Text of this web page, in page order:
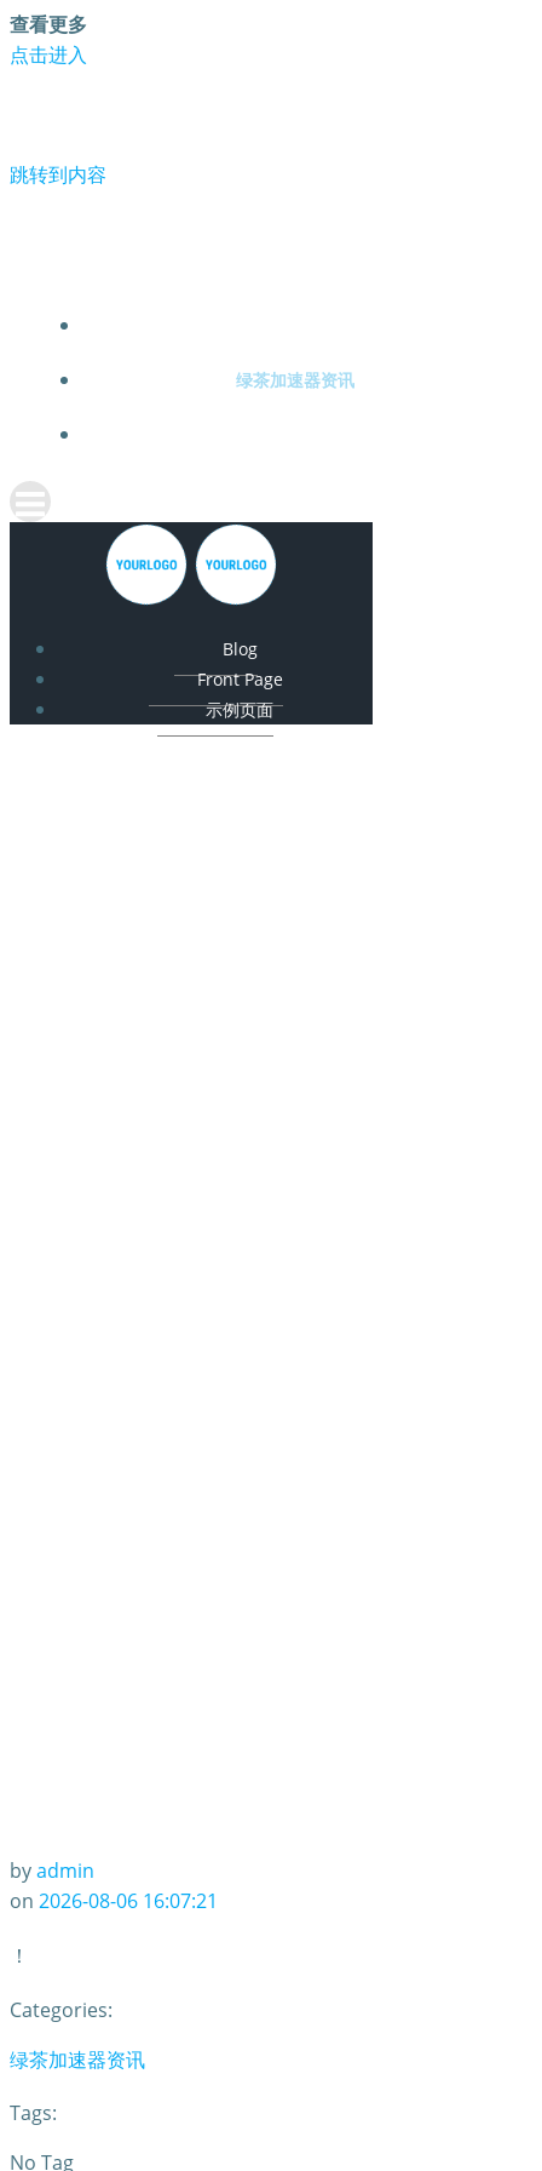
查看更多
点击进入
跳转到内容
绿茶加速器资讯
Blog
Front Page
示例页面
byadmin
on 2026-08-06 16:07:21
！
Categories:
绿茶加速器资讯
Tags:
No Tag